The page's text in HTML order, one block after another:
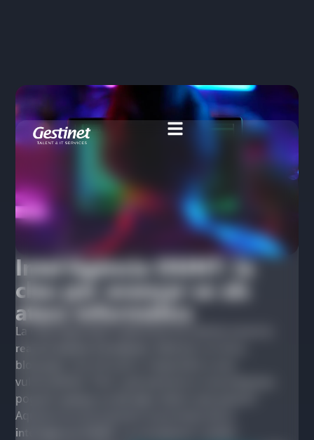
Intel·ligència OSINT: la
clau per avançar-se als
atacs informàtics
La ciberseguretat tradicional sol centrar-se en la
reacció davant d’incidents
bloquejar una intrusió o respondre a una
vulnerabilitat. Però, què passaria si una empresa
pogués
Aquesta és precisament la promesa de la
intel·ligència OSINT